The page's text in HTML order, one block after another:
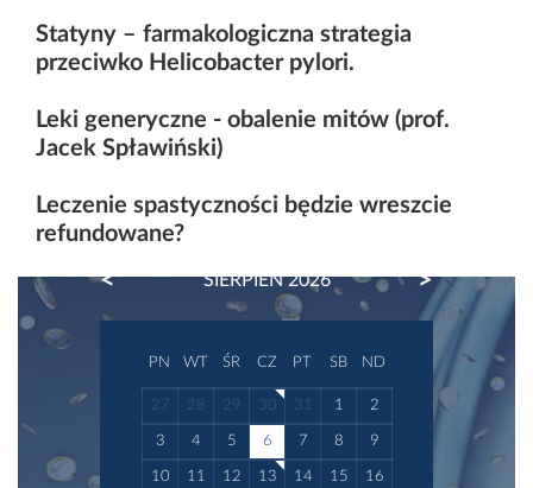
Statyny – farmakologiczna strategia
przeciwko Helicobacter pylori.
Leki generyczne - obalenie mitów (prof.
Jacek Spławiński)
Leczenie spastyczności będzie wreszcie
refundowane?
SIERPIEŃ 2026
PREVIOUS NEXT
PN WT ŚR CZ PT SB ND
27 28 29 30 31 1 2
3 4 5 6 7 8 9
10 11 12 13 14 15 16